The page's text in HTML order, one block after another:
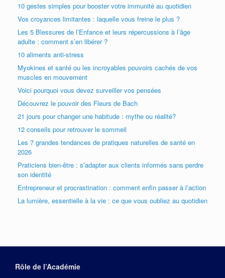
10 gestes simples pour booster votre immunité au quotidien
Vos croyances limitantes : laquelle vous freine le plus ?
Les 5 Blessures de l’Enfance et leurs répercussions à l’âge
adulte : comment s’en libérer ?
10 aliments anti-stress
Myokines et santé ou les incroyables pouvoirs cachés de vos
muscles en mouvement
Voici pourquoi vous devez surveiller vos pensées
Découvrez le pouvoir des Fleurs de Bach
21 jours pour changer une habitude : mythe ou réalité?
12 conseils pour retrouver le sommeil
Les 7 grandes tendances de pratiques naturelles de santé en
2026
Praticiens bien-être : s’adapter aux clients informés sans perdre
son identité
Entrepreneur et procrastination : comment enfin passer à l’action
La lumière, essentielle à la vie : ce que vous oubliez au quotidien
Rôle de l’Académie